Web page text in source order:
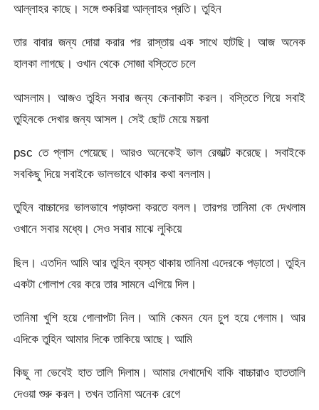
আল্লাহর কাছে। সঙ্গে শুকরিয়া আল্লাহর প্রতি। তুহিন
তার বাবার জন্য দোয়া করার পর রাস্তায় এক সাথে হাটছি। আজ অনেক
হালকা লাগছে। ওখান থেকে সোজা বস্তিতে চলে
আসলাম। আজও তুহিন সবার জন্য কেনাকাটা করল। বস্তিতে গিয়ে সবাই
তুহিনকে দেখার জন্য আসল। সেই ছোট মেয়ে ময়না
psc তে প্লাস পেয়েছে। আরও অনেকেই ভাল রেজাল্ট করেছে। সবাইকে
সবকিছু দিয়ে সবাইকে ভালভাবে থাকার কথা বললাম।
তুহিন বাচ্চাদের ভালভাবে পড়াশুনা করতে বলল। তারপর তানিমা কে দেখলাম
ওখানে সবার মধ্যে। সেও সবার মাঝে লুকিয়ে
ছিল। এতদিন আমি আর তুহিন ব্যস্ত থাকায় তানিমা এদেরকে পড়াতো। তুহিন
একটা গোলাপ বের করে তার সামনে এগিয়ে দিল।
তানিমা খুশি হয়ে গোলাপটা নিল। আমি কেমন যেন চুপ হয়ে গেলাম। আর
এদিকে তুহিন আমার দিকে তাকিয়ে আছে। আমি
কিছু না ভেবেই হাত তালি দিলাম। আমার দেখাদেখি বাকি বাচ্চারাও হাততালি
দেওয়া শুরু করল। তখন তানিমা অনেক রেগে